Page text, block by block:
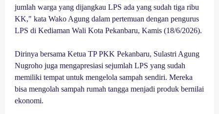
jumlah warga yang dijangkau LPS ada yang sudah tiga ribu
KK," kata Wako Agung dalam pertemuan dengan pengurus
LPS di Kediaman Wali Kota Pekanbaru, Kamis (18/6/2026).
Dirinya bersama Ketua TP PKK Pekanbaru, Sulastri Agung
Nugroho juga mengapresiasi sejumlah LPS yang sudah
memiliki tempat untuk mengelola sampah sendiri. Mereka
bisa mengolah sampah rumah tangga menjadi produk bernilai
ekonomi.